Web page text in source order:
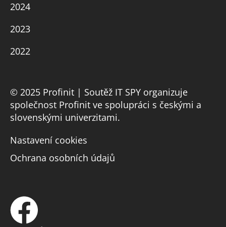
2024
2023
2022
© 2025 Profinit | Soutěž IT SPY organizuje
společnost Profinit ve spolupráci s českými a
slovenskými univerzitami.
Nastavení cookies
Ochrana osobních údajů